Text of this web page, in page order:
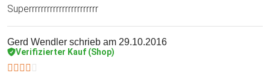
Superrrrrrrrrrrrrrrrrrrrrrr
Gerd Wendler schrieb am 29.10.2016
Verifizierter Kauf (Shop)